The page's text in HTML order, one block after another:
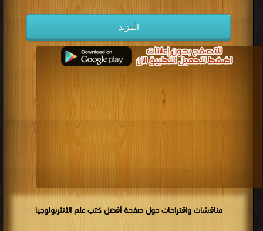
المزيد
مناقشات واقتراحات حول صفحة أفضل كتب علم الأنثربولوجيا